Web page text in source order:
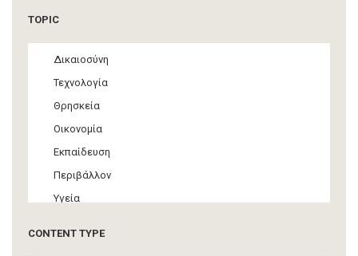
TOPIC
Δικαιοσύνη
Τεχνολογία
Θρησκεία
Οικονομία
Εκπαίδευση
Περιβάλλον
Υγεία
CONTENT TYPE